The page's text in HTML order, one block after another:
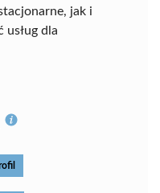
jak i
usług dla